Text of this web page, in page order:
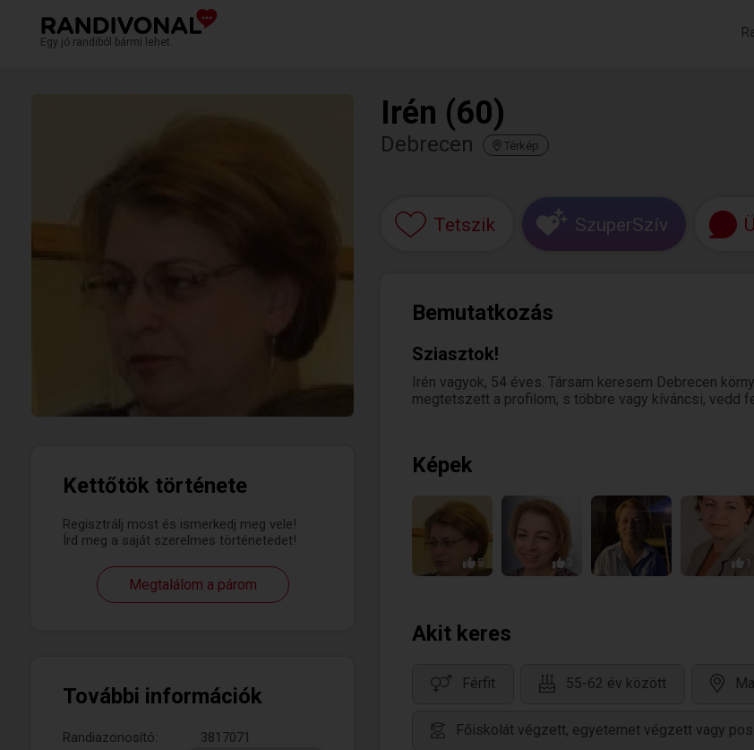
Egy jó randiból bármi lehet.
Kettőtök története
Regisztrálj most és ismerkedj meg vele!
Írd meg a saját szerelmes történetedet!
Megtalálom a párom
További információk
Randiazonosító:
3817071
Irén (60)
Debrecen Térkép
Tetszik SzuperSzív
Bemutatkozás
Sziasztok!
Irén vagyok, 54 éves. Társam keresem Debrecen
megtetszett a profilom, s többre vagy kíváncsi, vedd
Képek
5 1
Akit keres
Férfit 55-62 év között
Főiskolát végzett, egyetemet végzett vagy